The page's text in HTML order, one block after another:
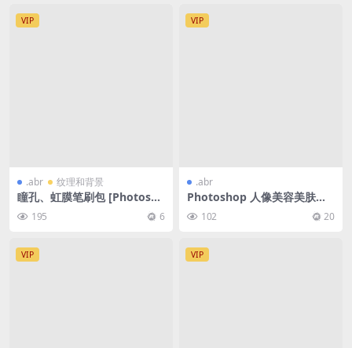
VIP
.abr 纹理和背景
瞳孔、虹膜笔刷包 [Photosho
p/Procreate/Medibang]
195 6
VIP
.abr
Photoshop 人像美容美肤笔
刷 + 教程 合集
102 20
VIP VIP